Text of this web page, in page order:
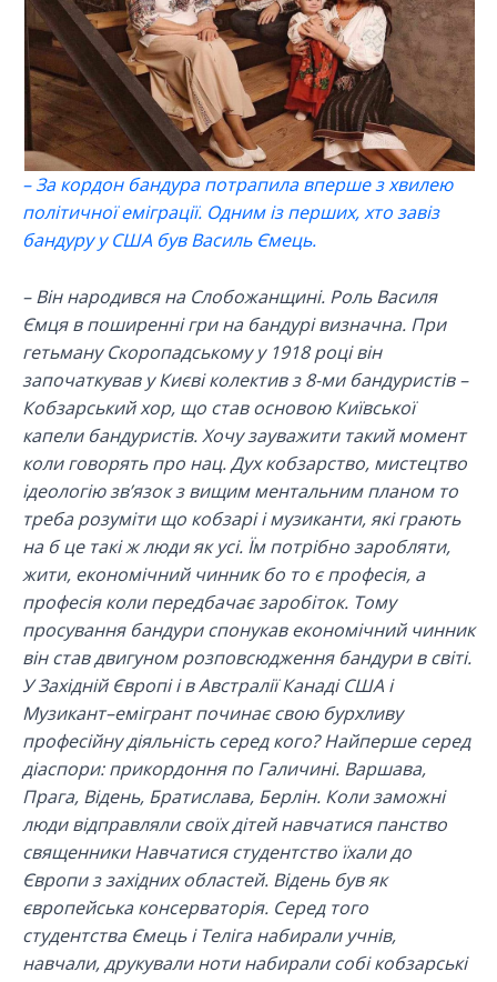
– За кордон бандура потрапила вперше з хвилею
політичної еміграції. Одним із перших, хто завіз
бандуру у США був Василь Ємець.
– Він народився на Слобожанщині. Роль Василя
Ємця в поширенні гри на бандурі визначна. При
гетьману Скоропадському у 1918 році він
започаткував у Києві колектив з 8-ми бандуристів –
Кобзарський хор, що став основою Київської
капели бандуристів. Хочу зауважити такий момент
коли говорять про нац. Дух кобзарство, мистецтво
ідеологію зв’язок з вищим ментальним планом то
треба розуміти що кобзарі і музиканти, які грають
на б це такі ж люди як усі. Їм потрібно заробляти,
жити, економічний чинник бо то є професія, а
професія коли передбачає заробіток. Тому
просування бандури спонукав економічний чинник
він став двигуном розповсюдження бандури в світі.
У Західній Європі і в Австралії Канаді США і
Музикант–емігрант починає свою бурхливу
професійну діяльність серед кого? Найперше серед
діаспори: прикордоння по Галичині. Варшава,
Прага, Відень, Братислава, Берлін. Коли заможні
люди відправляли своїх дітей навчатися панство
священники Навчатися студентство їхали до
Європи з західних областей. Відень був як
європейська консерваторія. Серед того
студентства Ємець і Теліга набирали учнів,
навчали, друкували ноти набирали собі кобзарські